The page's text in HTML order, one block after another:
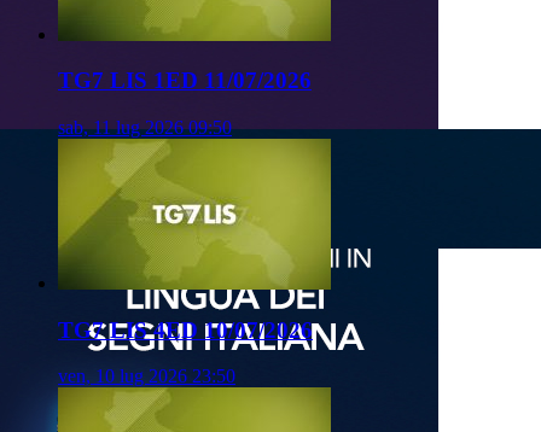
TG7 LIS 1ED 11/07/2026
sab, 11 lug 2026 09:50
TG7 LIS 4ED 10/07/2026
ven, 10 lug 2026 23:50